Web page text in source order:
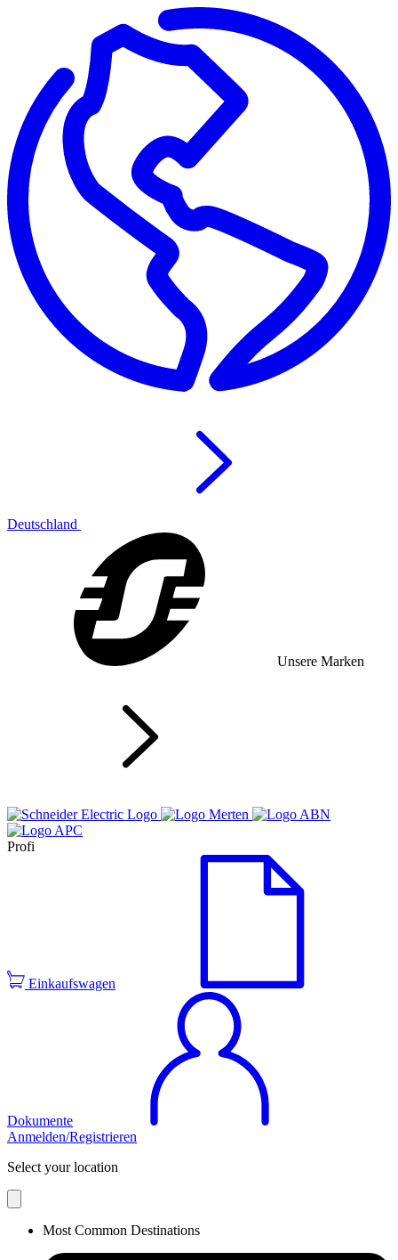
Deutschland
Unsere Marken
Profi
Einkaufswagen
Dokumente
Anmelden/Registrieren
Select your location
Most Common Destinations